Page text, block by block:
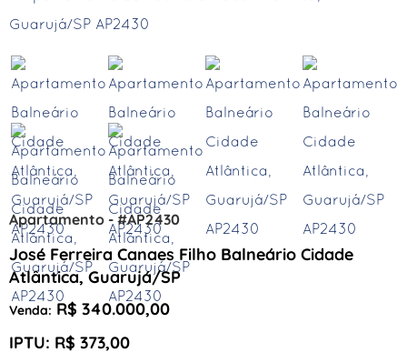
Apartamento - #AP2430
José Ferreira Canaes Filho Balneário Cidade
Atlântica, Guarujá/SP
Venda: R$ 340.000,00
IPTU: R$ 373,00